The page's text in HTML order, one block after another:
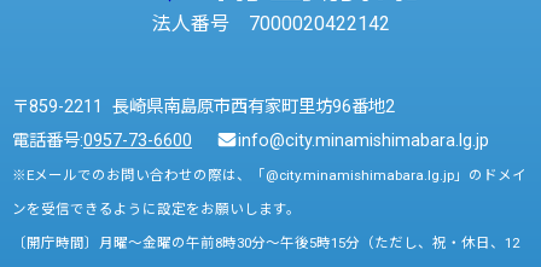
法人番号 7000020422142
〒859-2211 長崎県南島原市西有家町里坊96番地2
電話番号:0957-73-6600 info@city.minamishimabara.lg.jp
※Eメールでのお問い合わせの際は、「@city.minamishimabara.lg.jp」のドメイ
ンを受信できるように設定をお願いします。
〔開庁時間〕月曜～金曜の午前8時30分～午後5時15分（ただし、祝・休日、12